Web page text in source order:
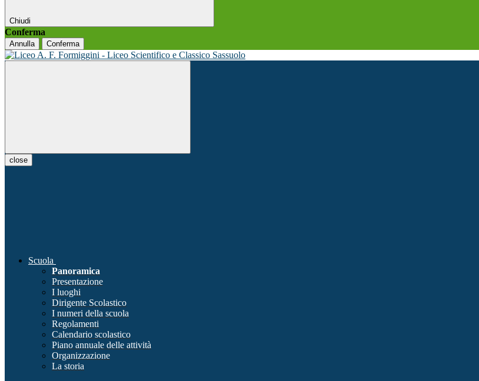
Chiudi
Conferma
Annulla Conferma
close
Scuola
Panoramica
Presentazione
I luoghi
Dirigente Scolastico
I numeri della scuola
Regolamenti
Calendario scolastico
Piano annuale delle attività
Organizzazione
La storia